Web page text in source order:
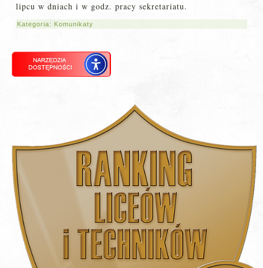
lipcu w dniach i w godz. pracy sekretariatu.
Kategoria: Komunikaty